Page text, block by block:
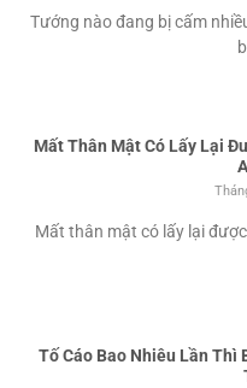
Tướng nào đang bị cấm
Mất Thân Mật Có Lấy Lại
Mất thân mật có lấy lại
Tố Cáo Bao Nhiêu Lần Thì